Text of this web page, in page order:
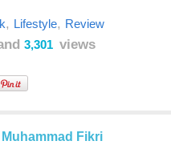
, Lifestyle, Review
3,301 views
Muhammad Fikri